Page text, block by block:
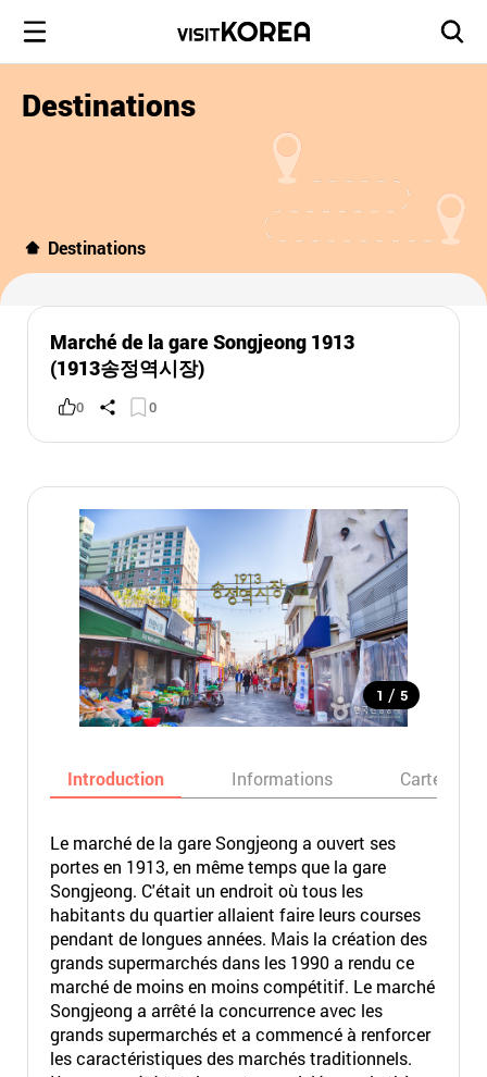
Destinations
Destinations
Marché de la gare Songjeong 1913
(1913송정역시장)
0 0
1 / 5
Introduction Informations Carte
Le marché de la gare Songjeong a ouvert ses
portes en 1913, en même temps que la gare
Songjeong. C'était un endroit où tous les
habitants du quartier allaient faire leurs courses
pendant de longues années. Mais la création des
grands supermarchés dans les 1990 a rendu ce
marché de moins en moins compétitif. Le marché
Songjeong a arrêté la concurrence avec les
grands supermarchés et a commencé à renforcer
les caractéristiques des marchés traditionnels.